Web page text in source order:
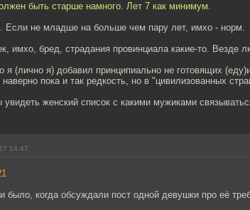
быть старше намного. Лет 7 как минимум.
Если не младше на больше чем пару лет, имхо - норм.
имхо, бред, страдания провинциала какие-то. Везде
я (лично я) добавил принципиально не готовящих
пока и так редкость, но в "цивилизованных
увидеть женский список с какими мужиками
14:47
было, когда обсуждали пост одной девушки про её